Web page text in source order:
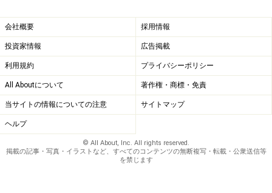
会社概要 採用情報
投資家情報 広告掲載
利用規約 プライバシーポリシー
All Aboutについて 著作権・商標・免責
当サイトの情報についての注意 サイトマップ
ヘルプ
© All About, Inc. All rights reserved.
掲載の記事・写真・イラストなど、すべてのコンテンツの無断複写・転載・公衆送信等
を禁じます